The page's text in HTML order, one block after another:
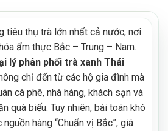
tiêu thụ trà lớn nhất cả nước, nơi
ẩm thực Bắc – Trung – Nam.
lý phân phối trà xanh Thái
chỉ đến từ các hộ gia đình mà
cà phê, nhà hàng, khách sạn và
quà biếu. Tuy nhiên, bài toán khó
hàng “Chuẩn vị Bắc”, giá